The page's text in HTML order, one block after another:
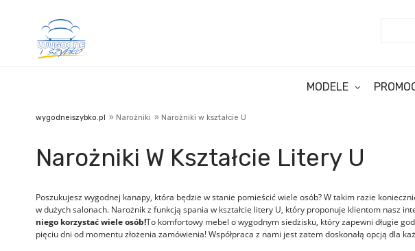
MODELE
wygodneiszybko.pl » Narożniki » Narożniki w kształcie U
Narożniki W Kształcie Litery U
Poszukujesz wygodnej kanapy, która będzie w stanie pomieścić wiele osób? W takim razie
w dużych salonach. Narożnik z funkcją spania w kształcie litery U, który proponuje klientom nasz
niego korzystać wiele osób!To komfortowy mebel o wygodnym siedzisku, który zapewni długie
pięciu dni od momentu złożenia zamówienia! Współpraca z nami jest zatem doskonałą opcją dla